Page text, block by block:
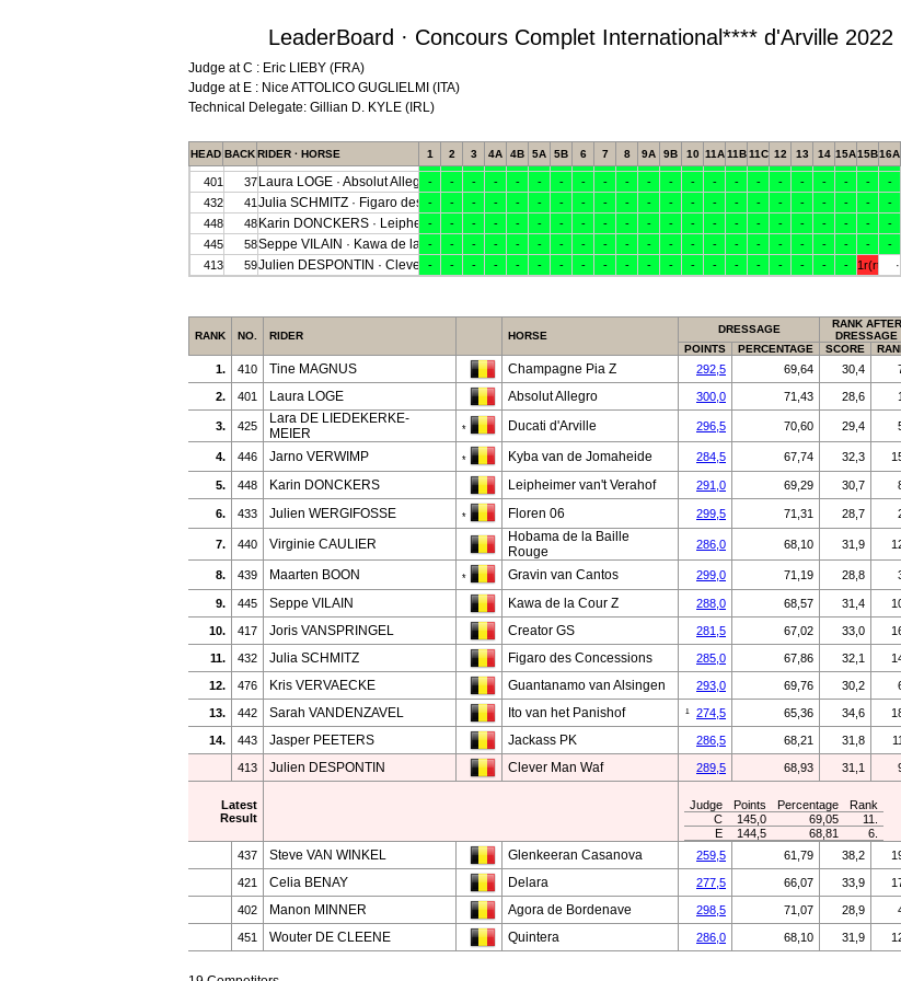
LeaderBoard · Concours Complet International**** d'Arville 2022
Judge at C : Eric LIEBY (FRA)
Judge at E : Nice ATTOLICO GUGLIELMI (ITA)
Technical Delegate: Gillian D. KYLE (IRL)
RANK NO. RIDER HORSE
DRESSAGE
RANK AFTER
DRESSAGE
POINTS PERCENTAGE SCORE
1. 410 Tine MAGNUS Champagne Pia Z 292,5 69,64 30,4
2. 401 Laura LOGE Absolut Allegro 300,0 71,43 28,6 1.
3. 425
Lara DE LIEDEKERKE-
MEIER
* Ducati d'Arville 296,5 70,60 29,4
4. 446 Jarno VERWIMP * Kyba van de Jomaheide 284,5 67,74 32,3
5. 448 Karin DONCKERS Leipheimer van't Verahof 291,0 69,29 30,7
6. 433 Julien WERGIFOSSE * Floren 06 299,5 71,31 28,7
7. 440 Virginie CAULIER
Hobama de la Baille
Rouge
286,0 68,10 31,9
8. 439 Maarten BOON * Gravin van Cantos 299,0 71,19 28,8
9. 445 Seppe VILAIN Kawa de la Cour Z 288,0 68,57 31,4
10. 417 Joris VANSPRINGEL Creator GS 281,5 67,02 33,0
11. 432 Julia SCHMITZ Figaro des Concessions 285,0 67,86 32,1
12. 476 Kris VERVAECKE Guantanamo van Alsingen 293,0 69,76 30,2
13. 442 Sarah VANDENZAVEL Ito van het Panishof ¹ 274,5 65,36 34,6
14. 443 Jasper PEETERS Jackass PK 286,5 68,21 31,8 11.
413 Julien DESPONTIN Clever Man Waf 289,5 68,93 31,1
Latest
Result
Judge Points Percentage
Rank
C
145,0 69,05
11.
E
144,5 68,81 6.
437 Steve VAN WINKEL Glenkeeran Casanova 259,5 61,79 38,2
421 Celia BENAY Delara 277,5 66,07 33,9
402 Manon MINNER Agora de Bordenave 298,5 71,07 28,9
451 Wouter DE CLEENE Quintera 286,0 68,10 31,9